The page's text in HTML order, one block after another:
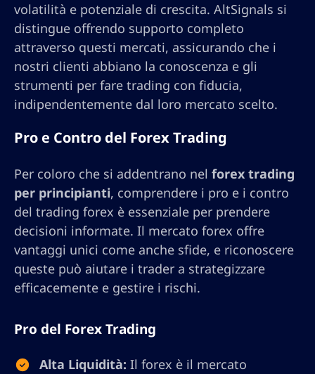
volatilità e potenziale di crescita. AltSignals si
distingue offrendo supporto completo
attraverso questi mercati, assicurando che i
nostri clienti abbiano la conoscenza e gli
strumenti per fare trading con fiducia,
indipendentemente dal loro mercato scelto.
Pro e Contro del Forex Trading
Per coloro che si addentrano nel forex trading
per principianti, comprendere i pro e i contro
del trading forex è essenziale per prendere
decisioni informate. Il mercato forex offre
vantaggi unici come anche sfide, e riconoscere
queste può aiutare i trader a strategizzare
efficacemente e gestire i rischi.
Pro del Forex Trading
Alta Liquidità: Il forex è il mercato